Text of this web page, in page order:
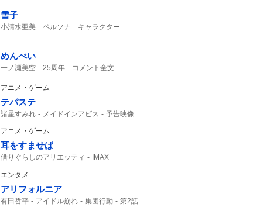
雪子
小清水亜美 ペルソナ キャラクター
めんべい
一ノ瀬美空 25周年 コメント全文
アニメ・ゲーム
テパステ
諸星すみれ メイドインアビス
予告映像
アニメ・ゲーム
耳をすませば
借りぐらしのアリエッティ
IMAX
エンタメ
アリフォルニア
有田哲平 アイドル崩れ 集団行動
第2話